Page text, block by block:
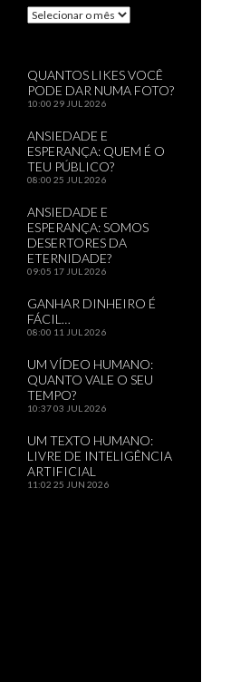
Arquivos
QUANTOS LIKES VOCÊ
PODE DAR NUMA FOTO?
10:00 29 JUL 2026
ANSIEDADE E
ESPERANÇA: QUEM É O
TEU PÚBLICO?
08:00 25 JUL 2026
ANSIEDADE E
ESPERANÇA: SOMOS
DESERTORES DA
ETERNIDADE?
09:05 17 JUL 2026
GANHAR DINHEIRO É
FÁCIL…
08:00 11 JUL 2026
UM VÍDEO HUMANO:
QUANTO VALE O SEU
TEMPO?
10:3703 JUL 2026
UM TEXTO HUMANO:
LIVRE DE INTELIGÊNCIA
ARTIFICIAL
11:02 25 JUN 2026